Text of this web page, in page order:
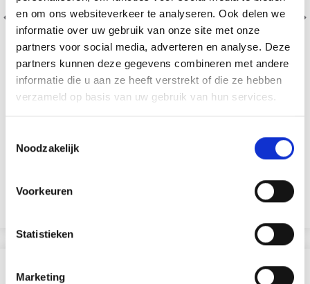
en om ons websiteverkeer te analyseren. Ook delen we
informatie over uw gebruik van onze site met onze
partners voor social media, adverteren en analyse. Deze
partners kunnen deze gegevens combineren met andere
informatie die u aan ze heeft verstrekt of die ze hebben
verzameld op basis van uw gebruik van hun services.
Noodzakelijk
Voorkeuren
Statistieken
Marketing
100% Coton
ANDEREN KOCHTEN OOK